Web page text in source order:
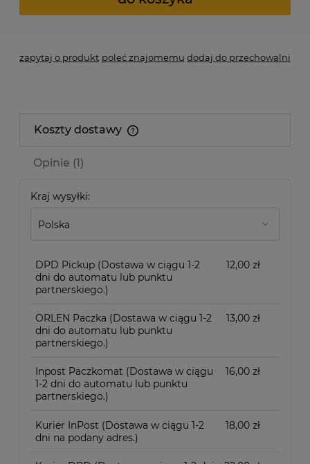
zapytaj o produkt poleć znajomemu dodaj do przechowalni
Koszty dostawy
Opinie (1)
Kraj wysyłki:
DPD Pickup (Dostawa w ciągu 1-2
dni do automatu lub punktu
partnerskiego.)
12,00 zł
ORLEN Paczka (Dostawa w ciągu 1-2
dni do automatu lub punktu
partnerskiego.)
13,00 zł
Inpost Paczkomat (Dostawa w ciągu
1-2 dni do automatu lub punktu
partnerskiego.)
16,00 zł
Kurier InPost (Dostawa w ciągu 1-2
dni na podany adres.)
18,00 zł